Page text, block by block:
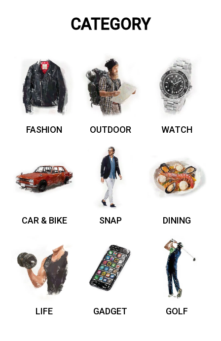
CATEGORY
FASHION OUTDOOR WATCH
CAR & BIKE SNAP DINING
LIFE GADGET GOLF